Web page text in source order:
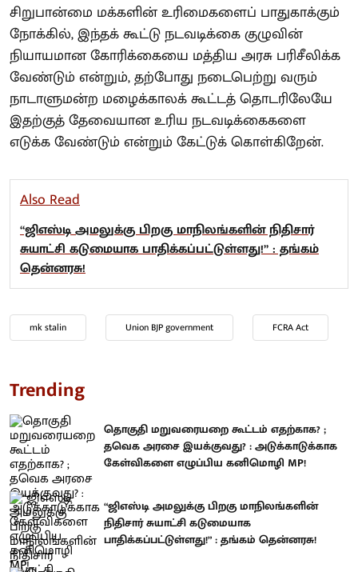
சிறுபான்மை மக்களின் உரிமைகளைப் பாதுகாக்கும்
நோக்கில், இந்தக் கூட்டு நடவடிக்கை குழுவின்
நியாயமான கோரிக்கையை மத்திய அரசு பரிசீலிக்க
வேண்டும் என்றும், தற்போது நடைபெற்று வரும்
நாடாளுமன்ற மழைக்காலக் கூட்டத் தொடரிலேயே
இதற்குத் தேவையான உரிய நடவடிக்கைகளை
எடுக்க வேண்டும் என்றும் கேட்டுக் கொள்கிறேன்.
Also Read
“ஜிஎஸ்டி அமலுக்கு பிறகு மாநிலங்களின் நிதிசார்
சுயாட்சி கடுமையாக பாதிக்கப்பட்டுள்ளது!” : தங்கம்
தென்னரசு!
mk stalin Union BJP government FCRA Act
Trending
தொகுதி மறுவரையறை கூட்டம் எதற்காக? ;
தவெக அரசை இயக்குவது? : அடுக்காடுக்காக
கேள்விகளை எழுப்பிய கனிமொழி MP!
“ஜிஎஸ்டி அமலுக்கு பிறகு மாநிலங்களின்
நிதிசார் சுயாட்சி கடுமையாக
பாதிக்கப்பட்டுள்ளது!” : தங்கம் தென்னரசு!